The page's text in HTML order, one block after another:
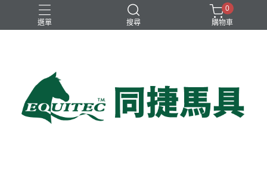
選單 搜尋
兒童比賽馬褲
男用比賽衫
0
購物車